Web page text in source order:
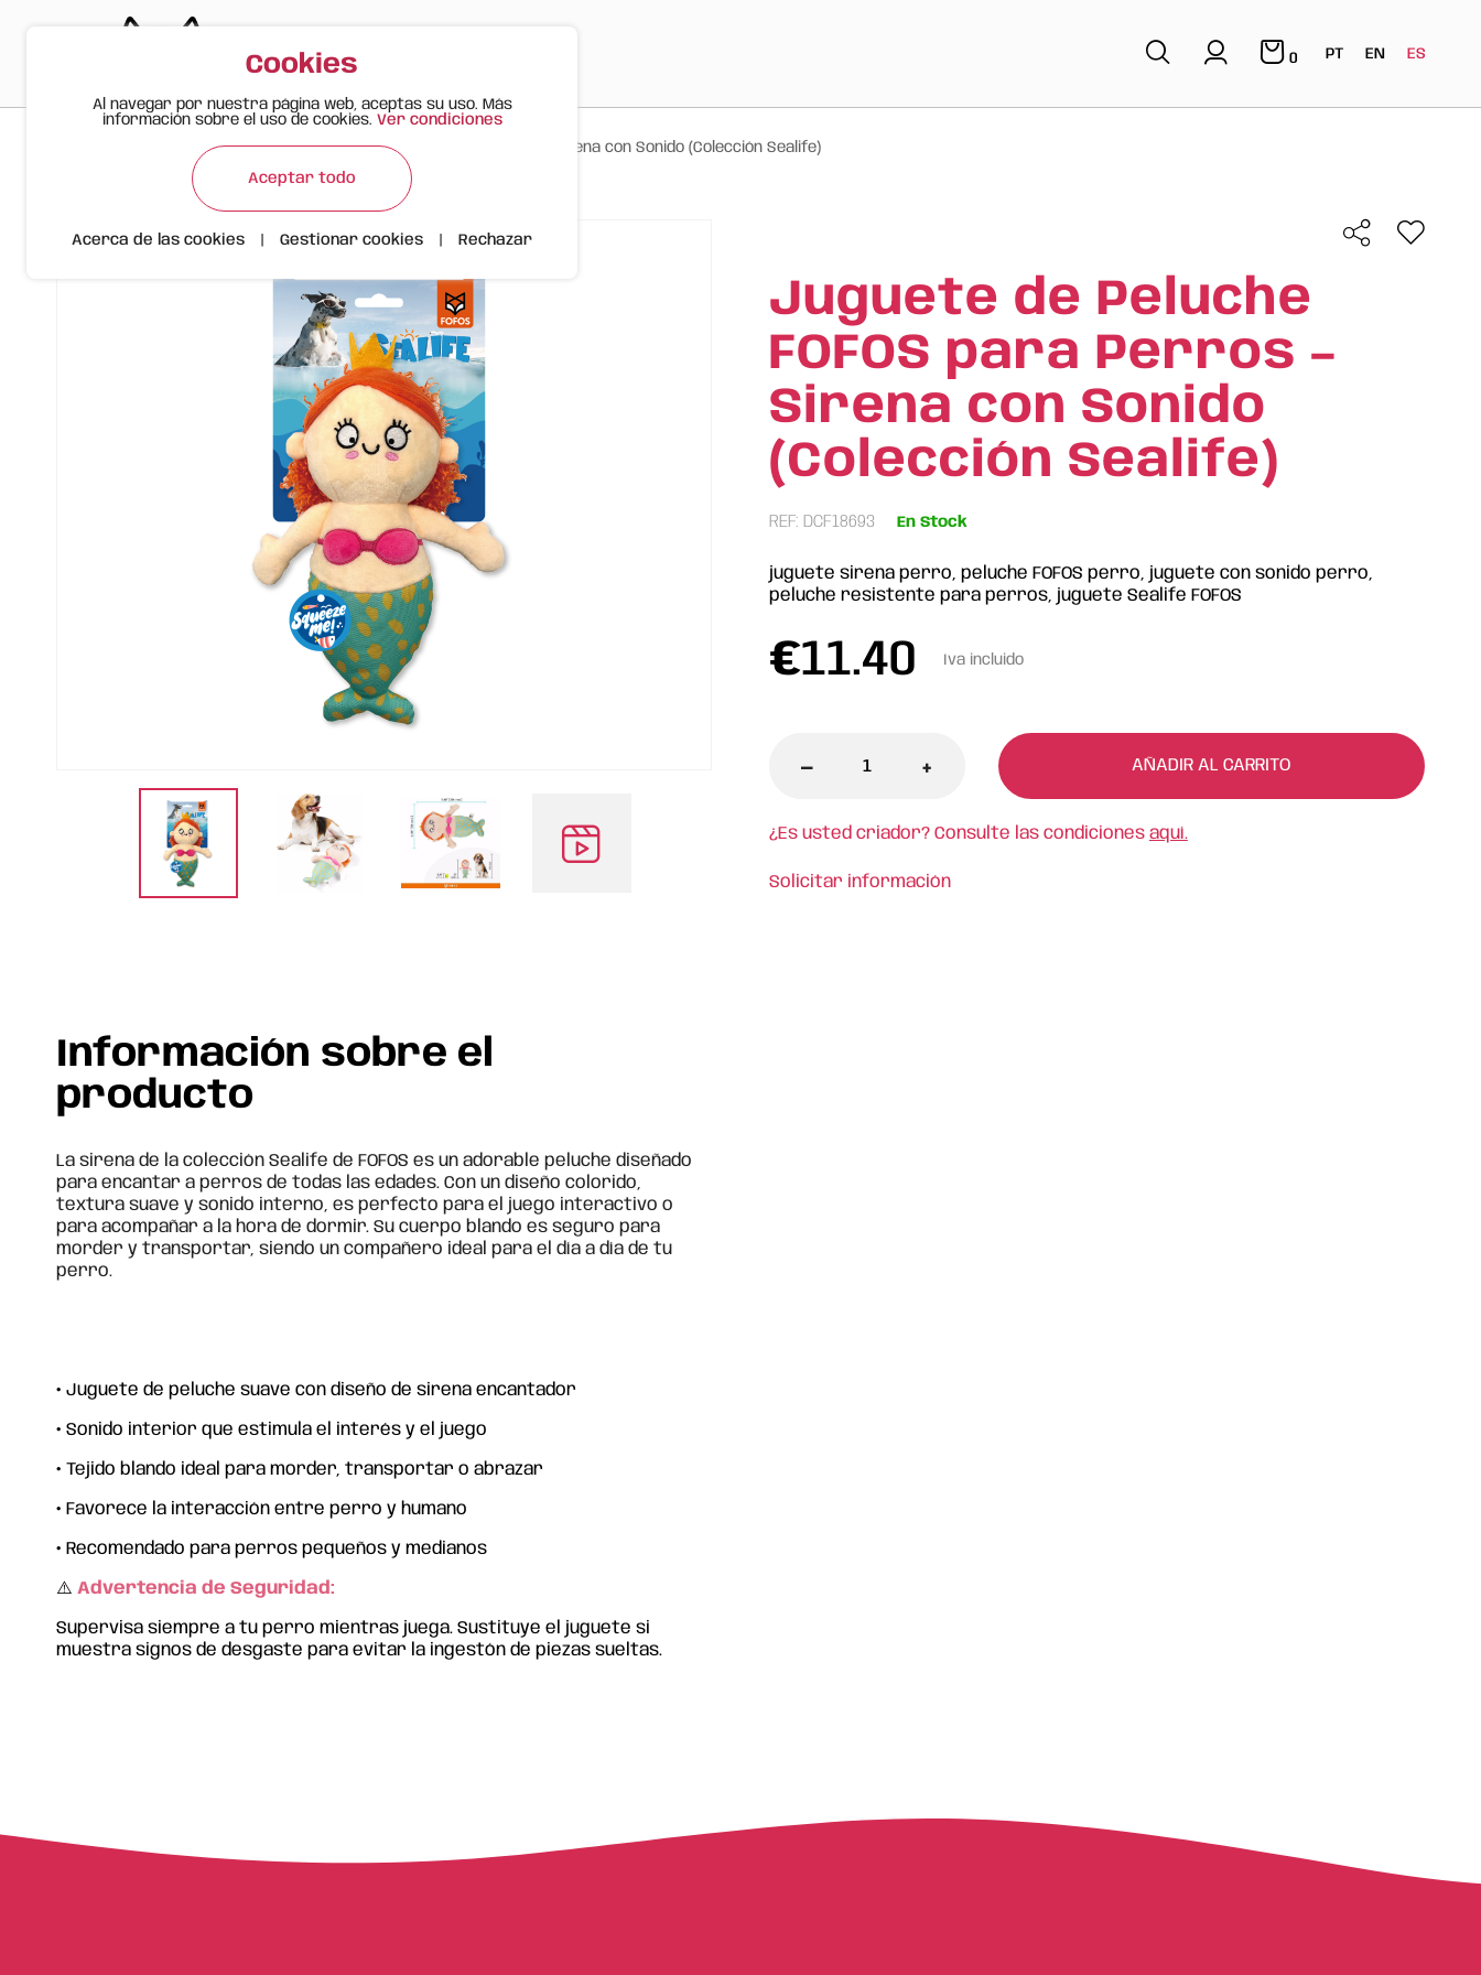
0 PT EN ES
Productos > > Juguete de Peluche FOFOS para Perros – Sirena con Sonido (Colección Sealife)
Juguete de Peluche
FOFOS para Perros –
Sirena con Sonido
(Colección Sealife)
REF: DCF18693 En Stock
juguete sirena perro, peluche FOFOS perro, juguete con sonido perro,
peluche resistente para perros, juguete Sealife FOFOS
€11.40 Iva incluido
- + AÑADIR AL CARRITO
¿Es usted criador? Consulte las condiciones aquí.
Solicitar información
Información sobre el
producto
La sirena de la colección Sealife de FOFOS es un adorable peluche diseñado
para encantar a perros de todas las edades. Con un diseño colorido,
textura suave y sonido interno, es perfecto para el juego interactivo o
para acompañar a la hora de dormir. Su cuerpo blando es seguro para
morder y transportar, siendo un compañero ideal para el día a día de tu
perro.
• Juguete de peluche suave con diseño de sirena encantador
• Sonido interior que estimula el interés y el juego
• Tejido blando ideal para morder, transportar o abrazar
• Favorece la interacción entre perro y humano
• Recomendado para perros pequeños y medianos
⚠️Advertencia de Seguridad:
Supervisa siempre a tu perro mientras juega. Sustituye el juguete si
muestra signos de desgaste para evitar la ingestón de piezas sueltas.
Cookies
Al navegar por nuestra página web, aceptas su uso. Más
información sobre el uso de cookies. Ver condiciones
Aceptar todo
Acerca de las cookies Gestionar cookies Rechazar